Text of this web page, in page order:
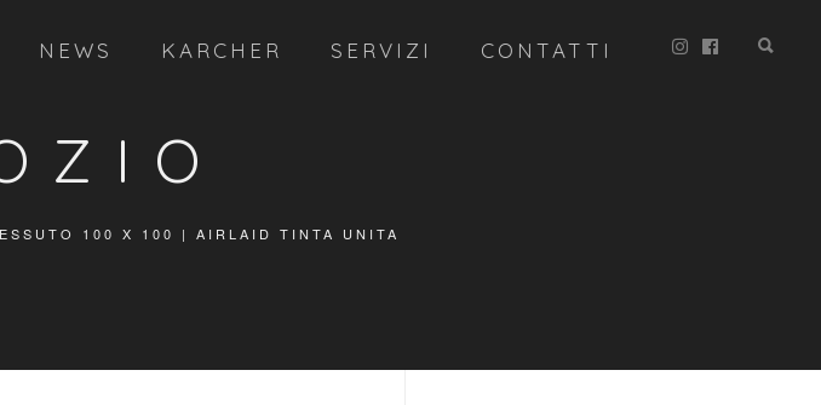
NEWS KARCHER SERVIZI CONTATTI
100 X 100 | AIRLAID TINTA UNITA